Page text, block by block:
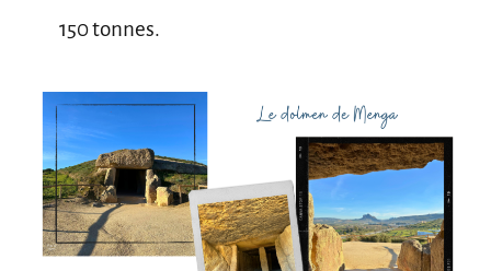
150 tonnes.